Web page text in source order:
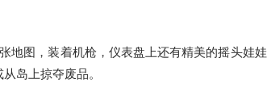
地图，装着机枪，仪表盘上还有精美的摇头娃
岛上掠夺废品。